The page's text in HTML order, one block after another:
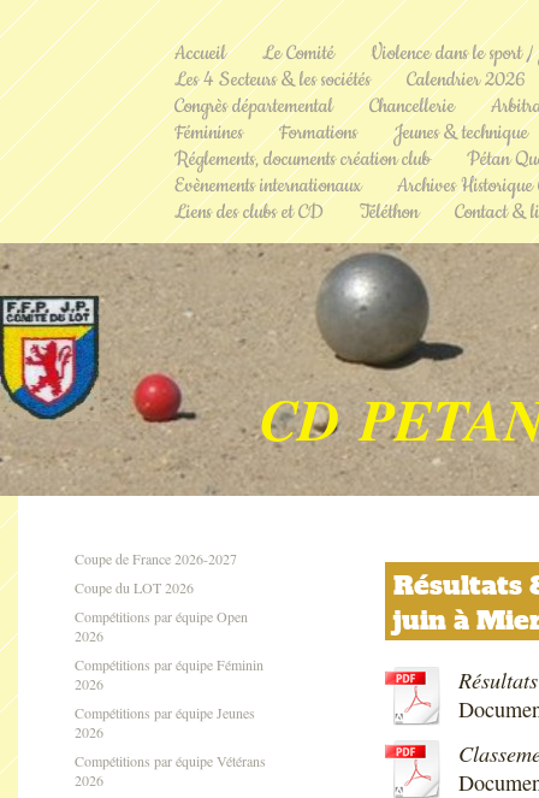
Accueil Le Comité
Violence dans le sport
Les 4 Secteurs & les sociétés
Calendrier 2026
Congrès départemental
Chancellerie
Féminines
Formations
Jeunes & technique
Réglements, documents création club
Pétan
Evènements internationaux
Archives
Liens des clubs et CD
Téléthon Contact &
CD
Coupe de France 2026-2027
Coupe du LOT 2026
Compétitions par équipe Open
2026
Compétitions par équipe Féminin
2026
Compétitions par équipe Jeunes
2026
Compétitions par équipe Vétérans
2026
Résultats
juin à